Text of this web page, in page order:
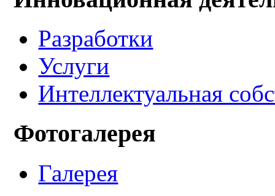
Разработки
Услуги
Интеллектуальная
Фотогалерея
Галерея